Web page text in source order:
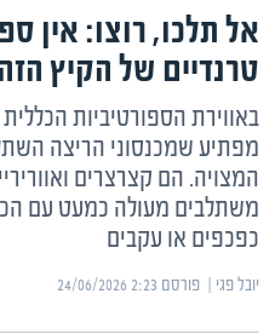
אל תלכו, רוצו: אין
טרנדיים של הקיץ
באווירת הספורטיביות
מפתיע שמכנסוני הריצה
המצויה. הם קצרצרים
משתלבים מעולה כמעט עם
כפכפים או עקבים
יובל פגי | ‏פורסם ‎24/06/2026 2:23